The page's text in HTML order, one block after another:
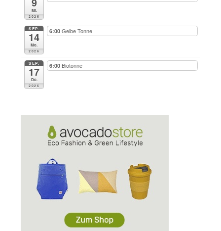
Mi.
2026
SEP.
14
Mo.
2026
6:00Gelbe Tonne
SEP.
17
Do.
2026
6:00 Biotonne